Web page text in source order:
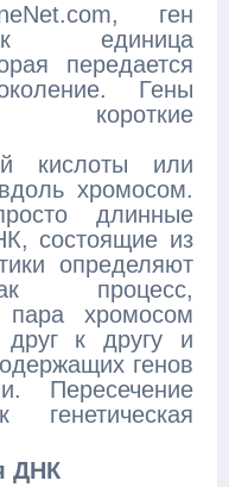
ген
единица
передается
Гены
кислоты или
хромосом.
длинные
состоящие из
определяют
процесс,
пара хромосом
друг к другу и
генов
Пересечение
ДНК